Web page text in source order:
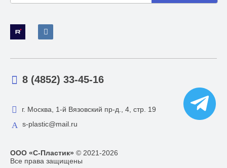
8 (4852) 33-45-16
г. Москва, 1-й Вязовский пр-д., 4, стр. 19
s-plastic@mail.ru
ООО «С-Пластик» © 2021-2026
Все права защищены